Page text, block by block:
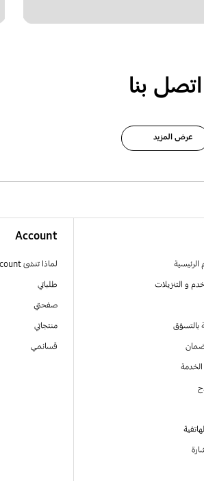
اتصل بنا
عرض المزيد
و التنزيلات
Account
لماذا تنشئ Samsung Account
طلباتي
صفحتي
منتجاتي
قسائمي